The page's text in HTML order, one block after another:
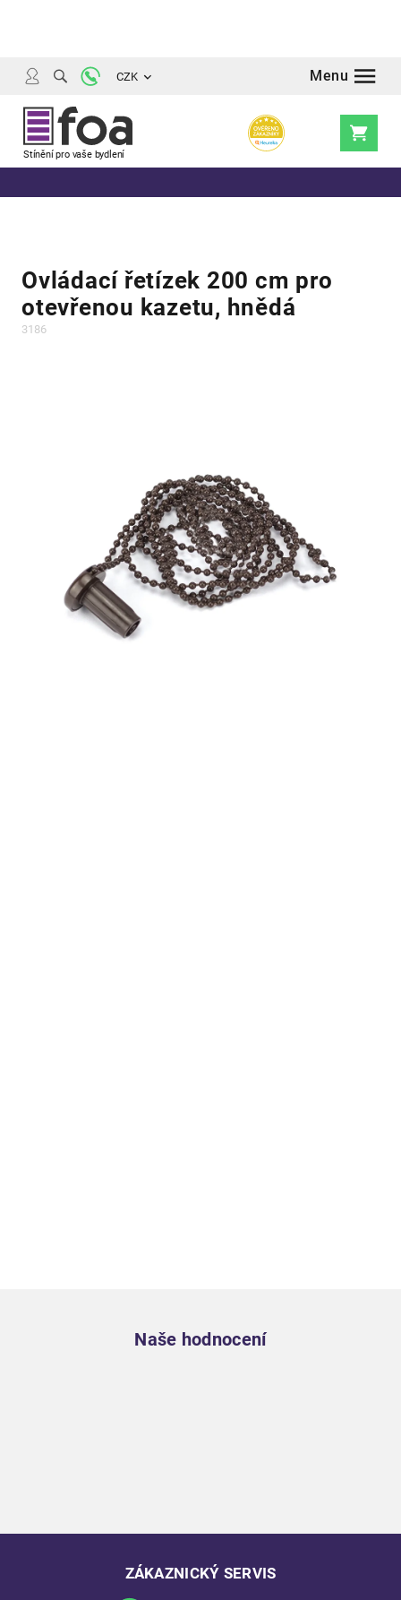
CZK
Nákupní
Ovládací řetízek 200 cm pro
otevřenou kazetu, hnědá
3186
Naše hodnocení
ZÁKAZNICKÝ SERVIS